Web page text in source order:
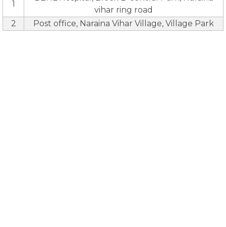
1
vihar ring road
2
Post office, Naraina Vihar Village, Village Park